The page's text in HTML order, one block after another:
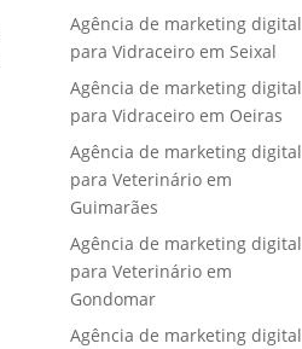
Agência de marketing digital
para Vidraceiro em Seixal
Agência de marketing digital
para Vidraceiro em Oeiras
Agência de marketing digital
para Veterinário em
Guimarães
Agência de marketing digital
para Veterinário em
Gondomar
Agência de marketing digital